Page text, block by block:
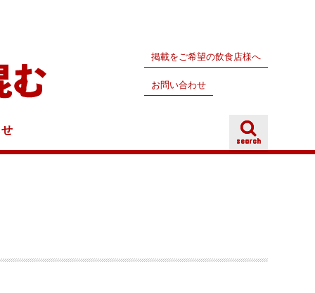
掲載をご希望の飲食店様へ
お問い合わせ
search
search